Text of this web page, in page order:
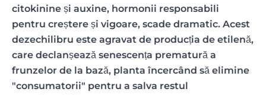
citokinine și auxine, hormonii responsabili
pentru creștere și vigoare, scade dramatic. Acest
dezechilibru este agravat de producția de etilenă,
care declanșează senescența prematură a
frunzelor de la bază, planta încercând să elimine
"consumatorii" pentru a salva restul